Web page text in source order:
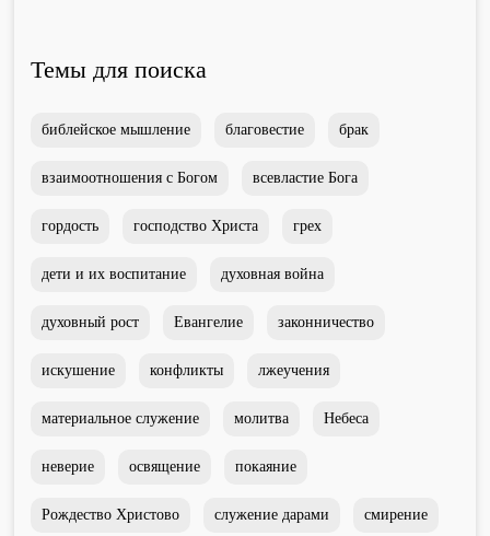
Библейская школа.
Темы для поиска
библейское мышление благовестие брак
взаимоотношения с Богом всевластие Бога
гордость господство Христа грех
дети и их воспитание духовная война
духовный рост Евангелие законничество
искушение конфликты лжеучения
материальное служение молитва Небеса
неверие освящение покаяние
Рождество Христово служение дарами смирение